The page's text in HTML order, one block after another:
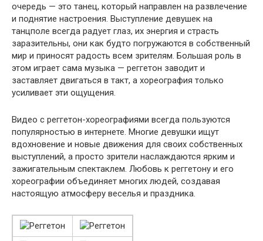
очередь — это танец, который направлен на развлечение
и поднятие настроения. Выступление девушек на
танцполе всегда радует глаз, их энергия и страсть
заразительны, они как будто погружаются в собственный
мир и приносят радость всем зрителям. Большая роль в
этом играет сама музыка — реггетон заводит и
заставляет двигаться в такт, а хореография только
усиливает эти ощущения.
Видео с реггетон-хореографиями всегда пользуются
популярностью в интернете. Многие девушки ищут
вдохновение и новые движения для своих собственных
выступлений, а просто зрители наслаждаются ярким и
зажигательным спектаклем. Любовь к реггетону и его
хореографии объединяет многих людей, создавая
настоящую атмосферу веселья и праздника.